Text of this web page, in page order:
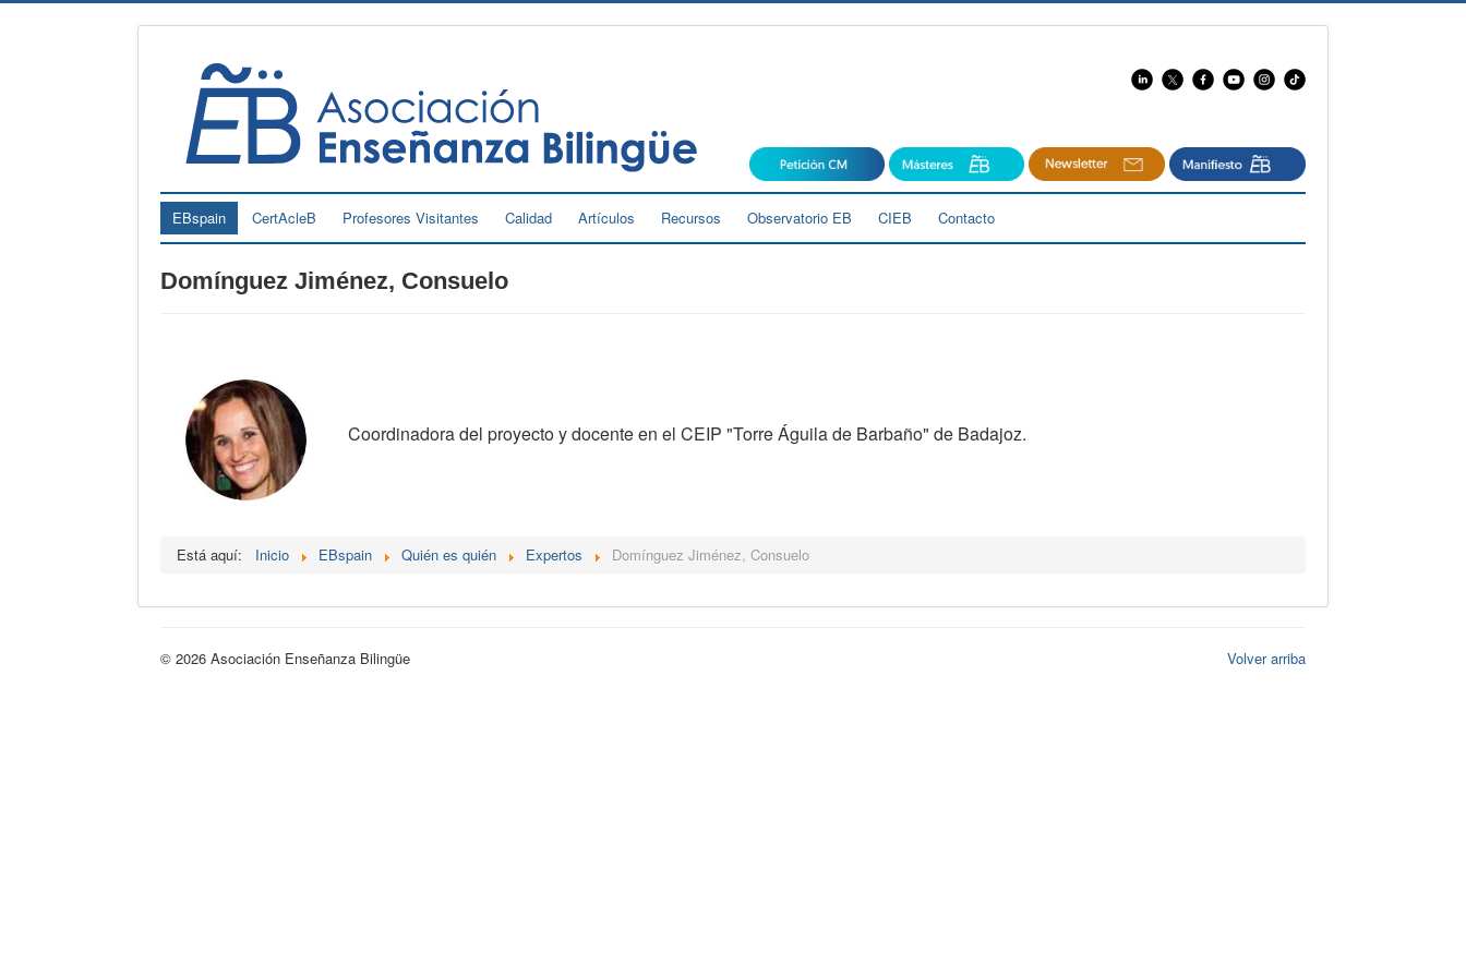
EBspain CertAcleB Profesores Visitantes Calidad Artículos Recursos Observatorio EB CIEB Contacto
Domínguez Jiménez, Consuelo
Coordinadora del proyecto y docente en el CEIP "Torre Águila de Barbaño" de Badajoz.
Está aquí: Inicio EBspain Quién es quién Expertos Domínguez Jiménez, Consuelo
Volver arriba
© 2026 Asociación Enseñanza Bilingüe